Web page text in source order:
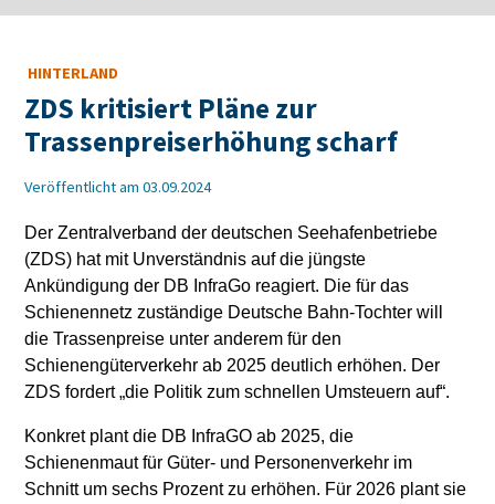
HINTERLAND
ZDS kritisiert Pläne zur
Trassenpreiserhöhung scharf
Veröffentlicht am 03.09.2024
Der Zentralverband der deutschen Seehafenbetriebe
(ZDS) hat mit Unverständnis auf die jüngste
Ankündigung der DB InfraGo reagiert. Die für das
Schienennetz zuständige Deutsche Bahn-Tochter will
die Trassenpreise unter anderem für den
Schienengüterverkehr ab 2025 deutlich erhöhen. Der
ZDS fordert „die Politik zum schnellen Umsteuern auf“.
Konkret plant die DB InfraGO ab 2025, die
Schienenmaut für Güter- und Personenverkehr im
Schnitt um sechs Prozent zu erhöhen. Für 2026 plant sie